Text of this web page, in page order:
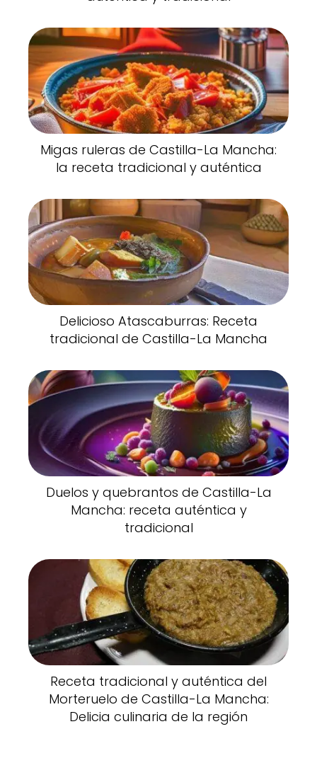
Migas ruleras de Castilla-La Mancha:
la receta tradicional y auténtica
Delicioso Atascaburras: Receta
tradicional de Castilla-La Mancha
Duelos y quebrantos de Castilla-La
Mancha: receta auténtica y
tradicional
Receta tradicional y auténtica del
Morteruelo de Castilla-La Mancha:
Delicia culinaria de la región